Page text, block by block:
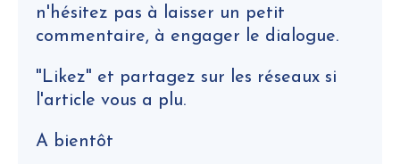
n'hésitez pas à laisser un petit
commentaire, à engager le dialogue.
"Likez" et partagez sur les réseaux si
l'article vous a plu.
A bientôt